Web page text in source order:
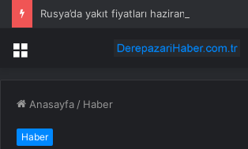
Menü
Anasayfa / Haber
Haber